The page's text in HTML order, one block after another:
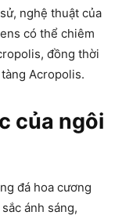
nghệ thuật của
có thể chiêm
đồng thời
Acropolis.
của ngôi
đá hoa cương
ánh sáng,